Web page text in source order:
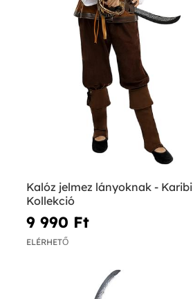
Kalóz jelmez lányoknak - Karibi
Kollekció
9 990 Ft‎
ELÉRHETŐ